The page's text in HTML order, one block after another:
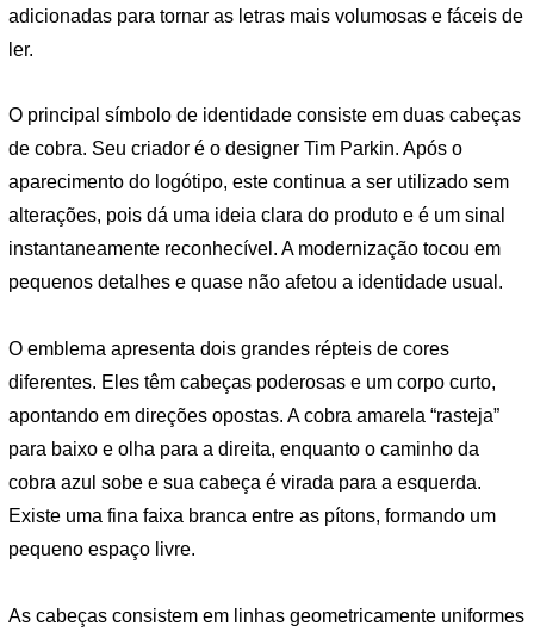
adicionadas para tornar as letras mais volumosas e fáceis de
ler.
O principal símbolo de identidade consiste em duas cabeças
de cobra. Seu criador é o designer Tim Parkin. Após o
aparecimento do logótipo, este continua a ser utilizado sem
alterações, pois dá uma ideia clara do produto e é um sinal
instantaneamente reconhecível. A modernização tocou em
pequenos detalhes e quase não afetou a identidade usual.
O emblema apresenta dois grandes répteis de cores
diferentes. Eles têm cabeças poderosas e um corpo curto,
apontando em direções opostas. A cobra amarela “rasteja”
para baixo e olha para a direita, enquanto o caminho da
cobra azul sobe e sua cabeça é virada para a esquerda.
Existe uma fina faixa branca entre as pítons, formando um
pequeno espaço livre.
As cabeças consistem em linhas geometricamente uniformes